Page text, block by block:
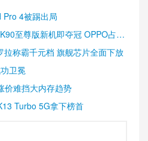
Pro 4被踢出局
至尊版新机即夺冠 OPPO占据
称霸千元档 旗舰芯片全面下放
卫冕
价难挡大内存趋势
Turbo 5G拿下榜首